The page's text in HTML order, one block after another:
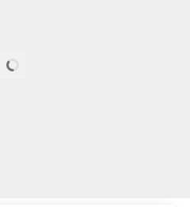
Loading…